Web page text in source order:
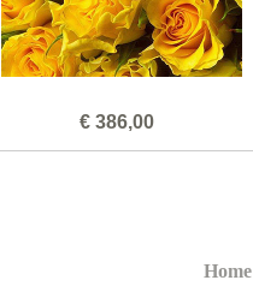
€ 386,00
Home